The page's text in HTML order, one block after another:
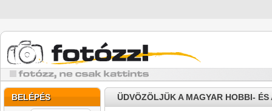
BELÉPÉS ÜDVÖZÖLJÜK A MAGYAR HOBBI-